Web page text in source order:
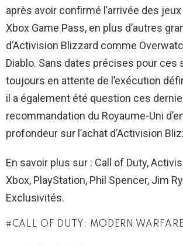
après avoir confirmé l’arrivée des
Xbox Game Pass, en plus d’autres
d’Activision Blizzard comme
Diablo. Sans dates précises pour ces
toujours en attente de l’exécution
il a également été question ces
recommandation du Royaume-Uni
profondeur sur l’achat d’Activision
En savoir plus sur : Call of Duty,
Xbox, PlayStation, Phil Spencer, Jim
Exclusivités.
CALL OF DUTY: MODERN